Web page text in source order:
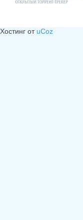
Хостинг от uCoz